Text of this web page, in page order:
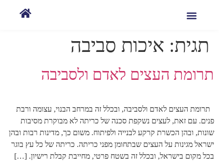
תגית: איכות סביבה
תרומת העצים לאדם ולסביבה
תרומת העצים לאדם ולסביבה, ובכלל זה במרחב הבנוי, עצומה ורבת
פנים. עם זאת, לעצים נשקפת סכנה של כריתה לא מבוקרת מסיבות
שונות, ובהן הכשרת קרקע לבנייה ולפיתוח. משום כך, מדינות רבות ובהן
ישראל מגינות על העצים שבתחומן מפני כריתה. כריתה של כל עץ בוגר
בכל מקום בישראל, ובכלל זה בשטח פרטי, מחייבת קבלת רישיון. […]